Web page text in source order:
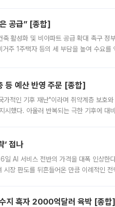
공급” [종합]
활성화 및 비아파트 공급 확대 촉구 정
주 1주택자 등의 세 부담을 높여 수요를
등 예산 반영 주문 [종합]
적인 기후 재난"이라며 취약계층 보호
했다. 아울러 반복되는 극한 기후에 대
’ 접나
AI 서비스 전반의 가격을 대폭 인상한
시장 판도를 뒤흔들어온 만큼 이례적인 전
지 흑자 2000억달러 육박 [종합]